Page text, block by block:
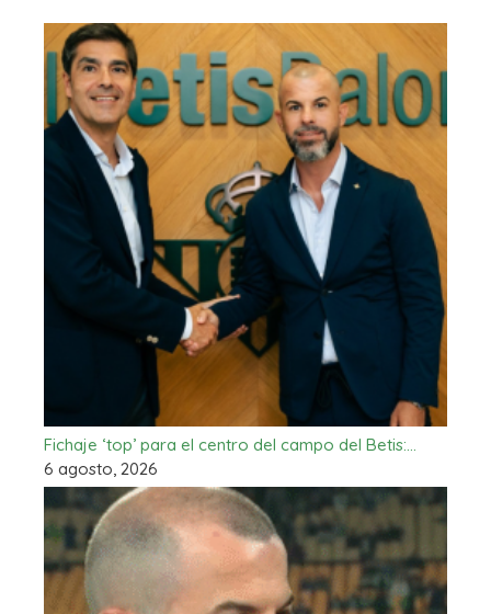
Fichaje ‘top’ para el centro del campo del Betis:…
6 agosto, 2026